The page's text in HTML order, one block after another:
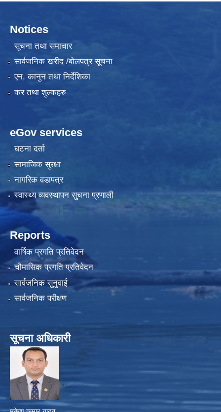
Notices
सूचना तथा समाचार
सार्वजनिक खरीद /बोलपत्र सूचना
एन, कानुन तथा निर्देशिका
कर तथा शुल्कहरु
eGov services
घटना दर्ता
सामाजिक सुरक्षा
नागरिक वडापत्र
स्वास्थ्य व्यवस्थापन सुचना प्रणाली
Reports
वार्षिक प्रगति प्रतिवेदन
चौमासिक प्रगति प्रतिवेदन
सार्वजनिक सुनुवाई
सार्वजनिक परीक्षण
सूचना अधिकारी